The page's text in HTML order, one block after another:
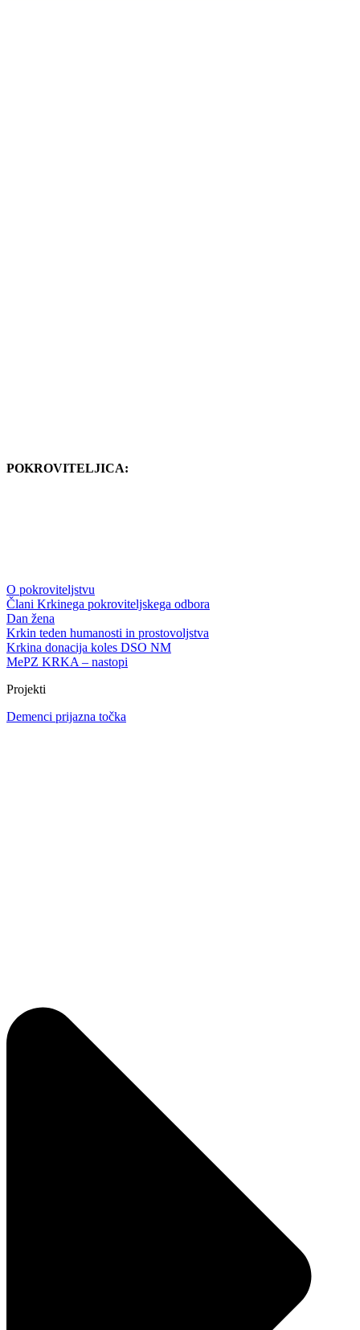
POKROVITELJICA:
O pokroviteljstvu
Člani Krkinega pokroviteljskega odbora
Dan žena
Krkin teden humanosti in prostovoljstva
Krkina donacija koles DSO NM
MePZ KRKA – nastopi
Projekti
Demenci prijazna točka